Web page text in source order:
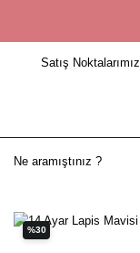
Satış Noktalarımız
%30